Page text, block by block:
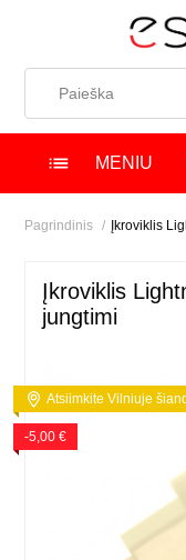
MENIU
Pagrindinis Įkroviklis
Įkroviklis
jungtimi
Atsiimkite Vilniuje
-5,00 €